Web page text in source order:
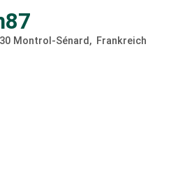
Montrol-Sénard Frankreich